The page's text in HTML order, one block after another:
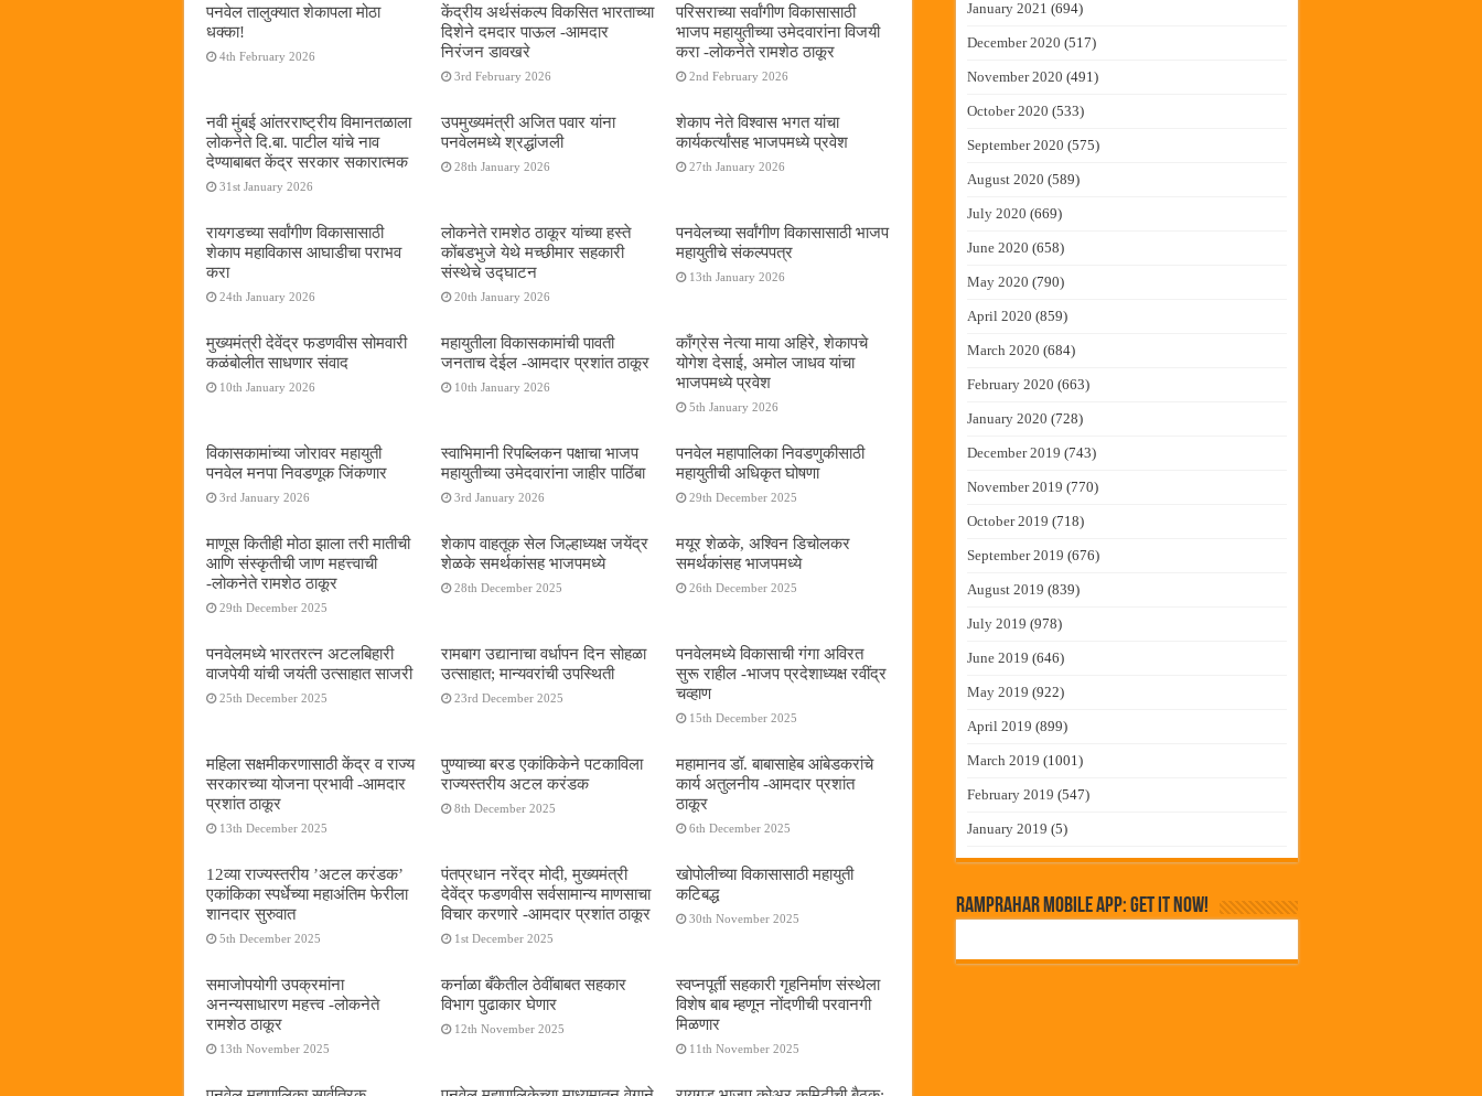
पनवेल तालुक्यात शेकापला मोठा
धक्का!
4th February 2026
केंद्रीय अर्थसंकल्प विकसित भारताच्या
दिशेने दमदार पाऊल -आमदार
निरंजन डावखरे
3rd February 2026
परिसराच्या सर्वांगीण विकासासाठी
भाजप महायुतीच्या उमेदवारांना विजयी
करा -लोकनेते रामशेठ ठाकूर
2nd February 2026
नवी मुंबई आंतरराष्ट्रीय विमानतळाला
लोकनेते दि.बा. पाटील यांचे नाव
देण्याबाबत केंद्र सरकार सकारात्मक
31st January 2026
उपमुख्यमंत्री अजित पवार यांना
पनवेलमध्ये श्रद्धांजली
28th January 2026
शेकाप नेते विश्वास भगत यांचा
कार्यकर्त्यांसह भाजपमध्ये प्रवेश
27th January 2026
रायगडच्या सर्वांगीण विकासासाठी
शेकाप महाविकास आघाडीचा पराभव
करा
24th January 2026
लोकनेते रामशेठ ठाकूर यांच्या हस्ते
कोंबडभुजे येथे मच्छीमार सहकारी
संस्थेचे उद्घाटन
20th January 2026
पनवेलच्या सर्वांगीण विकासासाठी भाजप
महायुतीचे संकल्पपत्र
13th January 2026
मुख्यमंत्री देवेंद्र फडणवीस सोमवारी
कळंबोलीत साधणार संवाद
10th January 2026
महायुतीला विकासकामांची पावती
जनताच देईल -आमदार प्रशांत ठाकूर
10th January 2026
काँग्रेस नेत्या माया अहिरे, शेकापचे
योगेश देसाई, अमोल जाधव यांचा
भाजपमध्ये प्रवेश
5th January 2026
विकासकामांच्या जोरावर महायुती
पनवेल मनपा निवडणूक जिंकणार
3rd January 2026
स्वाभिमानी रिपब्लिकन पक्षाचा भाजप
महायुतीच्या उमेदवारांना जाहीर पाठिंबा
3rd January 2026
पनवेल महापालिका निवडणुकीसाठी
महायुतीची अधिकृत घोषणा
29th December 2025
माणूस कितीही मोठा झाला तरी मातीची
आणि संस्कृतीची जाण महत्त्वाची
-लोकनेते रामशेठ ठाकूर
29th December 2025
शेकाप वाहतूक सेल जिल्हाध्यक्ष जयेंद्र
शेळके समर्थकांसह भाजपमध्ये
28th December 2025
मयूर शेळके, अश्विन डिचोलकर
समर्थकांसह भाजपमध्ये
26th December 2025
पनवेलमध्ये भारतरत्न अटलबिहारी
वाजपेयी यांची जयंती उत्साहात साजरी
25th December 2025
रामबाग उद्यानाचा वर्धापन दिन सोहळा
उत्साहात; मान्यवरांची उपस्थिती
23rd December 2025
पनवेलमध्ये विकासाची गंगा अविरत
सुरू राहील -भाजप प्रदेशाध्यक्ष रवींद्र
चव्हाण
15th December 2025
महिला सक्षमीकरणासाठी केंद्र व राज्य
सरकारच्या योजना प्रभावी -आमदार
प्रशांत ठाकूर
13th December 2025
पुण्याच्या बरड एकांकिकेने पटकाविला
राज्यस्तरीय अटल करंडक
8th December 2025
महामानव डॉ. बाबासाहेब आंबेडकरांचे
कार्य अतुलनीय -आमदार प्रशांत
ठाकूर
6th December 2025
12व्या राज्यस्तरीय ’अटल करंडक’
एकांकिका स्पर्धेच्या महाअंतिम फेरीला
शानदार सुरुवात
5th December 2025
पंतप्रधान नरेंद्र मोदी, मुख्यमंत्री
देवेंद्र फडणवीस सर्वसामान्य माणसाचा
विचार करणारे -आमदार प्रशांत ठाकूर
1st December 2025
खोपोलीच्या विकासासाठी महायुती
कटिबद्ध
30th November 2025
समाजोपयोगी उपक्रमांना
अनन्यसाधारण महत्त्व -लोकनेते
रामशेठ ठाकूर
13th November 2025
कर्नाळा बँकेतील ठेवींबाबत सहकार
विभाग पुढाकार घेणार
12th November 2025
स्वप्नपूर्ती सहकारी गृहनिर्माण संस्थेला
विशेष बाब म्हणून नोंदणीची परवानगी
मिळणार
11th November 2025
January 2021 (694)
December 2020 (517)
November 2020 (491)
October 2020 (533)
September 2020 (575)
August 2020 (589)
July 2020 (669)
June 2020 (658)
May 2020 (790)
April 2020 (859)
March 2020 (684)
February 2020 (663)
January 2020 (728)
December 2019 (743)
November 2019 (770)
October 2019 (718)
September 2019 (676)
August 2019 (839)
July 2019 (978)
June 2019 (646)
May 2019 (922)
April 2019 (899)
March 2019 (1001)
February 2019 (547)
January 2019 (5)
RamPrahar Mobile App: Get it Now!